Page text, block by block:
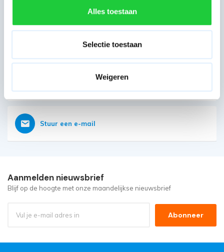
Alles toestaan
Selectie toestaan
Weigeren
Onze klantenservice is tot 18:30 geopend
Bereikbaar op 085 - 06 56 19 2
Vraag nu direct een offerte aan
Stuur een e-mail
Aanmelden nieuwsbrief
Blijf op de hoogte met onze maandelijkse nieuwsbrief
Abonneer